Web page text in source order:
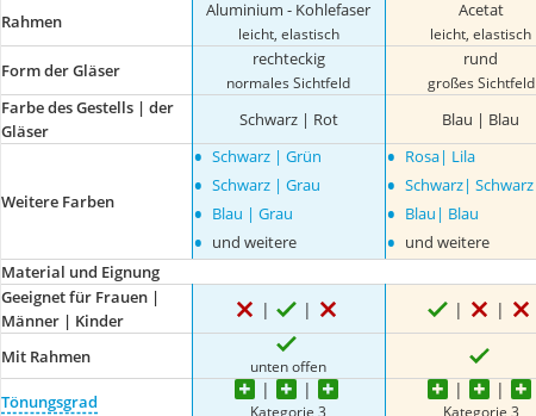
Rahmen
Aluminium - Kohlefaser
leicht, elastisch
Acetat
leicht, elastisch
Form der Gläser
rechteckig
normales Sichtfeld
rund
großes Sichtfeld
Farbe des Gestells | der
Gläser
Schwarz | Rot Blau | Blau
Weitere Farben
• Schwarz | Grün
• Schwarz | Grau
• Blau | Grau
• und weitere
• Rosa| Lila
• Schwarz| Schwarz
• Blau| Blau
• und weitere
Material und Eignung
Geeignet für Frauen |
Männer | Kinder
Mit Rahmen
unten offen
Tönungsgrad Kategorie 3 Kategorie 3